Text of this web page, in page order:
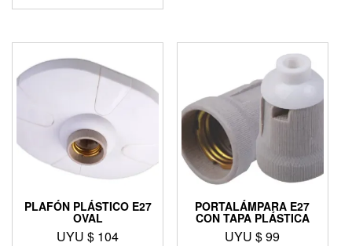
PLAFÓN PLÁSTICO E27
OVAL
UYU $ 104
PORTALÁMPARA E27
CON TAPA PLÁSTICA
UYU $99